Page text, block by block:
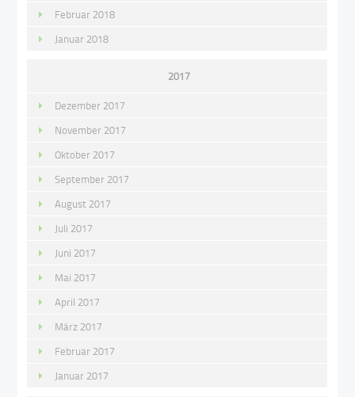
Februar 2018
Januar 2018
2017
Dezember 2017
November 2017
Oktober 2017
September 2017
August 2017
Juli 2017
Juni 2017
Mai 2017
April 2017
März 2017
Februar 2017
Januar 2017